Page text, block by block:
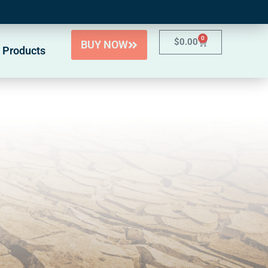
Products BUY NOW $0.00 0